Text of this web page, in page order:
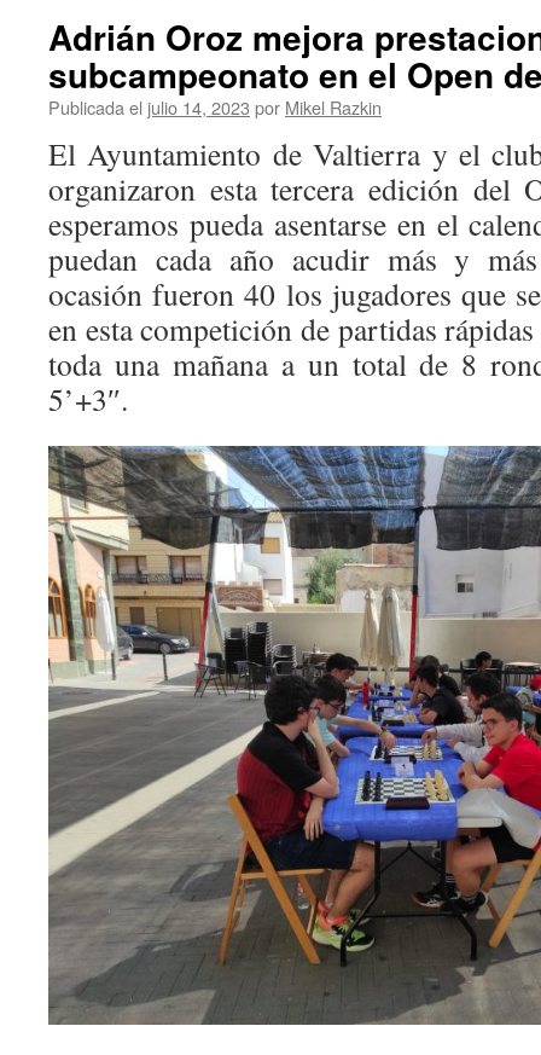
Adrián Oroz mejora
subcampeonato en el Open
Publicada el julio 14, 2023 por Mikel Razkin
El Ayuntamiento de Valtierra y el
organizaron esta tercera edición del
esperamos pueda asentarse en el
puedan cada año acudir más y
ocasión fueron 40 los jugadores que
en esta competición de partidas
toda una mañana a un total de 8
5’+3″.